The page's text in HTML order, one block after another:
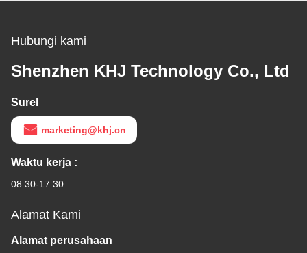
Hubungi kami
Shenzhen KHJ Technology Co., Ltd
Surel
marketing@khj.cn
Waktu kerja :
08:30-17:30
Alamat Kami
Alamat perusahaan